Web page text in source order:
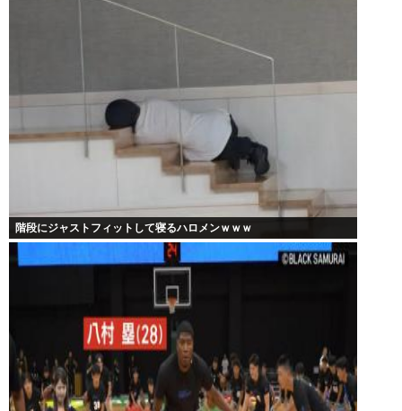
階段にジャストフィットして寝るハロメンｗｗｗ